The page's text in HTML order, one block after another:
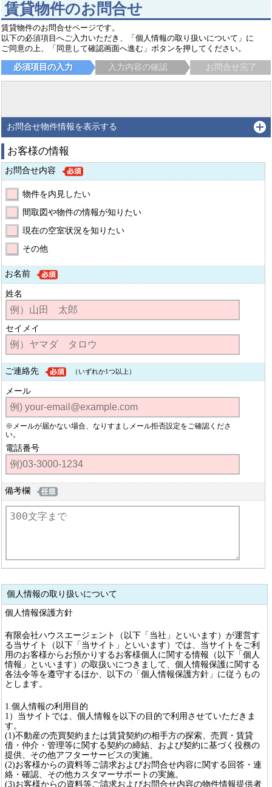
賃貸物件のお問合せ
賃貸物件のお問合せページです。
以下の必須項目へご入力いただき、「個人情報の取り扱いについて」に
ご同意の上、「同意して確認画面へ進む」ボタンを押してください。
必須項目の入力 入力内容の確認 お問合せ完了
お問合せ物件情報を表示する
お客様の情報
お問合せ内容
物件を内見したい
間取図や物件の情報が知りたい
現在の空室状況を知りたい
その他
お名前
姓名
セイメイ
ご連絡先 （いずれか1つ以上）
メール
※メールが届かない場合、なりすましメール拒否設定をご確認くださ
い。
電話番号
備考欄
個人情報の取り扱いについて
個人情報保護方針
有限会社ハウスエージェント（以下「当社」といいます）が運営す
る当サイト（以下「当サイト」といいます）では、当サイトをご利
用のお客様からお預かりするお客様個人に関する情報（以下「個人
情報」といいます）の取扱いにつきまして、個人情報保護に関する
各法令等を遵守するほか、以下の「個人情報保護方針」に従うもの
とします。
1.個人情報の利用目的
1）当サイトでは、個人情報を以下の目的で利用させていただきま
す。
(1)不動産の売買契約または賃貸契約の相手方の探索、売買・賃貸
借・仲介・管理等に関する契約の締結、および契約に基づく役務の
提供、その他アフターサービスの実施。
(2)お客様からの資料等ご請求およびお問合せ内容に関する回答・連
絡・確認、その他カスタマーサポートの実施。
(3)お客様からの資料等ご請求およびお問合せ内容の物件情報提供者